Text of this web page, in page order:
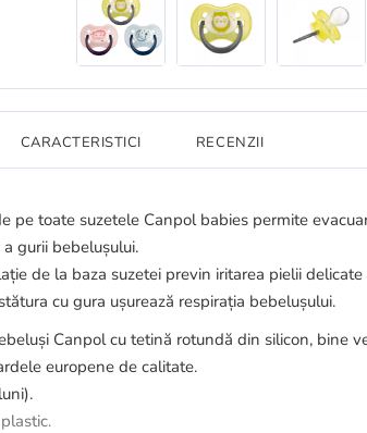
CARACTERISTICI RECENZII
pe toate suzetele Canpol babies permite
gurii bebelușului.
de la baza suzetei previn iritarea pielii
cu gura ușurează respirația bebelușului.
Canpol cu ​​tetină rotundă din silicon, bine
europene de calitate.